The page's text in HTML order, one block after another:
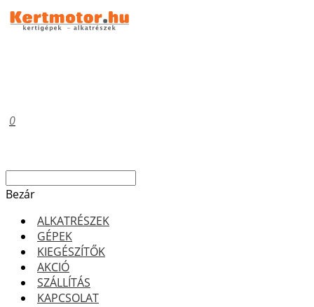
0
Bezár
ALKATRÉSZEK
GÉPEK
KIEGÉSZÍTŐK
AKCIÓ
SZÁLLÍTÁS
KAPCSOLAT